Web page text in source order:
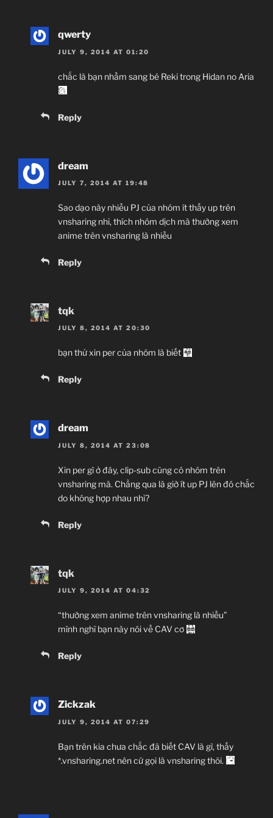
qwerty
JULY 9, 2014 AT 01:20
chắc là bạn nhầm sang bé Reki trong Hidan no Aria
Reply
dream
JULY 7, 2014 AT 19:48
Sao dạo này nhiều PJ của nhóm ít thấy up trên
vnsharing nhỉ, thích nhóm dịch mà thường xem
anime trên vnsharing là nhiều
Reply
tqk
JULY 8, 2014 AT 20:30
bạn thử xin per của nhóm là biết
Reply
dream
JULY 8, 2014 AT 23:08
Xin per gì ở đây, clip-sub cũng có nhóm trên
vnsharing mà. Chẳng qua là giờ ít up PJ lên đó chắc
do không hợp nhau nhỉ?
Reply
tqk
JULY 9, 2014 AT 04:32
“thường xem anime trên vnsharing là nhiều”
mình nghĩ bạn này nói về CAV cơ
Reply
Zickzak
JULY 9, 2014 AT 07:29
Bạn trên kia chưa chắc đã biết CAV là gì, thấy
*.vnsharing.net nên cứ gọi là vnsharing thôi.